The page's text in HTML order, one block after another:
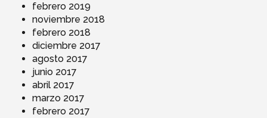
febrero 2019
noviembre 2018
febrero 2018
diciembre 2017
agosto 2017
junio 2017
abril 2017
marzo 2017
febrero 2017